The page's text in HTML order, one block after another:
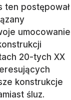
ten postępował
umocowanie
20-tych XX
konstrukcje
śluz.